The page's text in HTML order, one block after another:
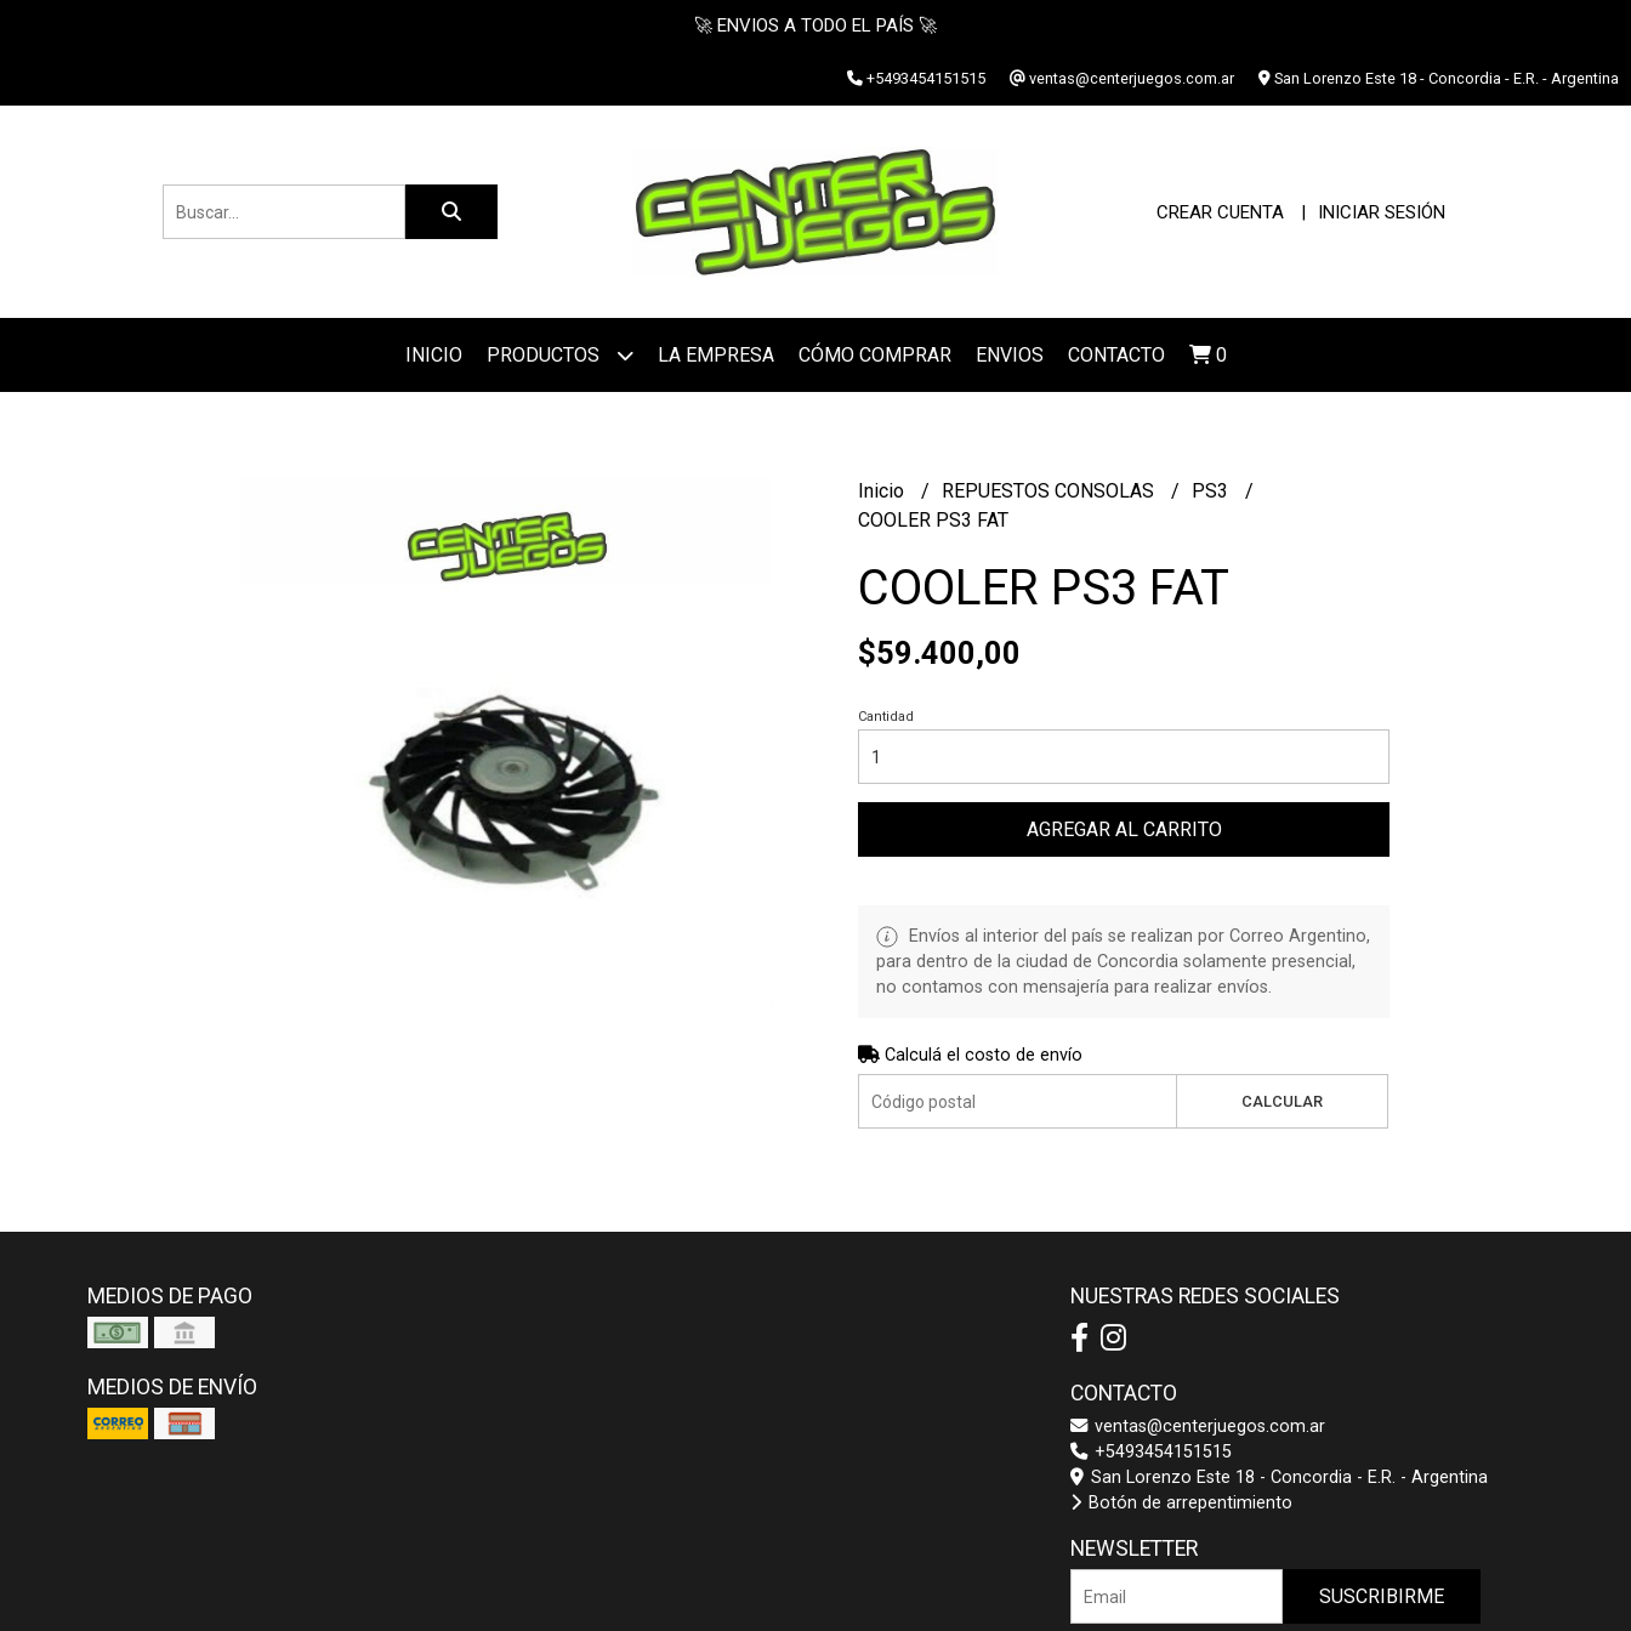
🚀 ENVIOS A TODO EL PAÍS 🚀
+5493454151515 ventas@centerjuegos.com.ar San Lorenzo Este 18 - Concordia - E.R. - Argentina
CREAR CUENTA INICIAR SESIÓN
INICIO PRODUCTOS LA EMPRESA CÓMO COMPRAR ENVIOS CONTACTO 0
Inicio REPUESTOS CONSOLAS
PS3
COOLER PS3 FAT
COOLER PS3 FAT
$59.400,00
Cantidad
AGREGAR AL CARRITO
Envíos al interior del país se realizan por Correo Argentino,
para dentro de la ciudad de Concordia solamente presencial,
no contamos con mensajería para realizar envíos.
Calculá el costo de envío
CALCULAR
MEDIOS DE PAGO
MEDIOS DE ENVÍO
NUESTRAS REDES SOCIALES
CONTACTO
ventas@centerjuegos.com.ar
+5493454151515
San Lorenzo Este 18 - Concordia - E.R. - Argentina
Botón de arrepentimiento
NEWSLETTER
SUSCRIBIRME